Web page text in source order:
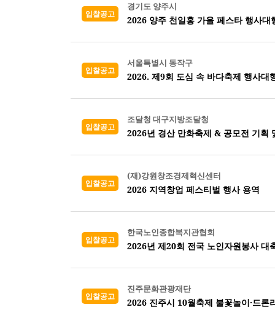
입찰공고
경기도 양주시
2026 양주 천일홍 가을 페스타 행사대
입찰공고
서울특별시 동작구
2026. 제9회 도심 속 바다축제 행사대
입찰공고
조달청 대구지방조달청
2026년 경산 만화축제 & 공모전 기획
입찰공고
(재)강원창조경제혁신센터
2026 지역창업 페스티벌 행사 용역
입찰공고
한국노인종합복지관협회
2026년 제20회 전국 노인자원봉사 대
입찰공고
진주문화관광재단
2026 진주시 10월축제 불꽃놀이·드론